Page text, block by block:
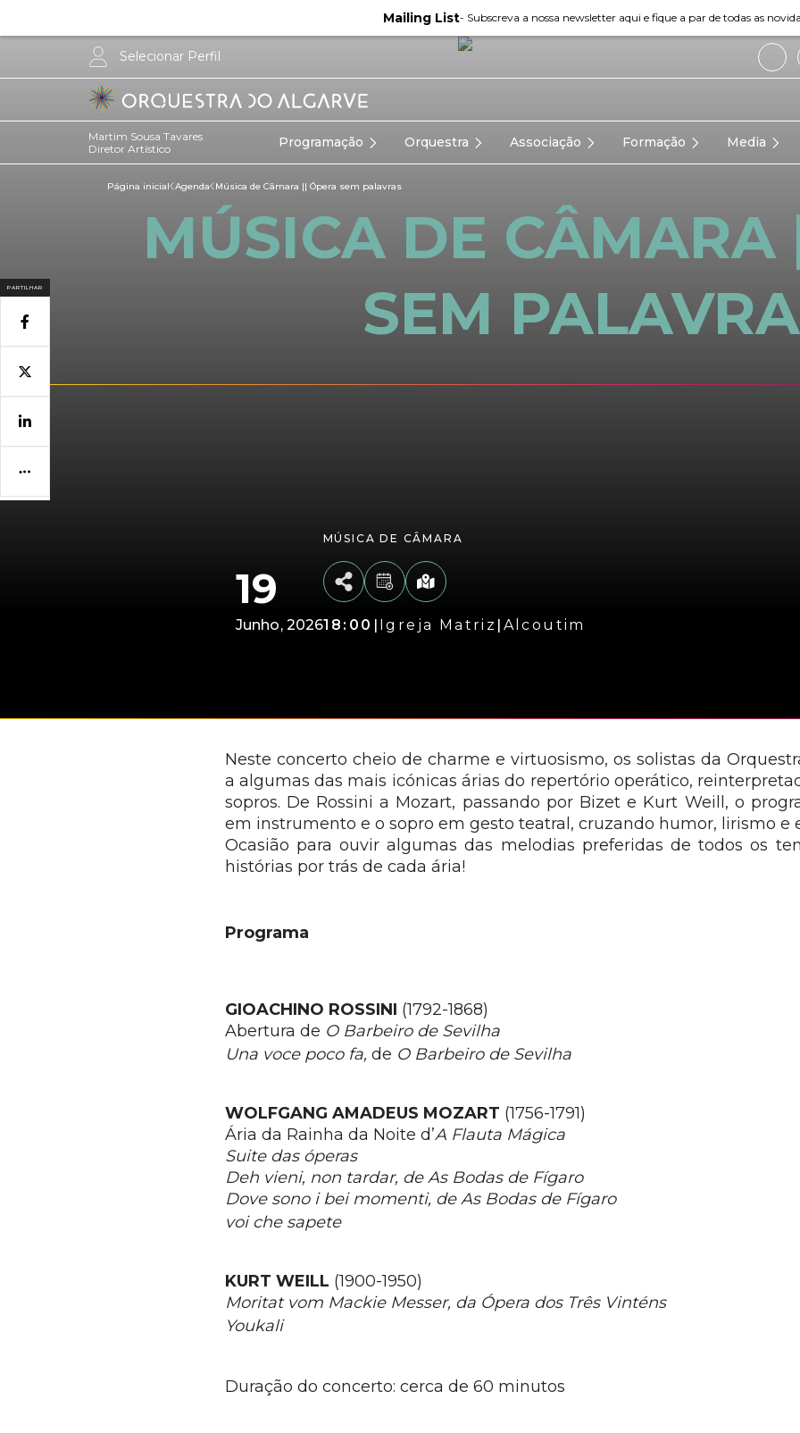
Mailing List- Subscreva a nossa newsletter aqui e fique a par de todas as
Selecionar Perfil
Martim Sousa Tavares
Diretor Artístico
Programação Orquestra Associação Formação Media
Página inicial Agenda Música de Câmara || Ópera sem palavras
MÚSICA DE CÂMARA
SEM
19
Junho 2026
MÚSICA DE CÂMARA
18:00 | Igreja Matriz | Alcoutim
Neste concerto cheio de charme e virtuosismo, os solistas da
a algumas das mais icónicas árias do repertório operático,
sopros. De Rossini a Mozart, passando por Bizet e Kurt Weill, o
em instrumento e o sopro em gesto teatral, cruzando humor, lirismo e
Ocasião para ouvir algumas das melodias preferidas de todos os
histórias por trás de cada ária!
Programa
GIOACHINO ROSSINI (1792-1868)
Abertura de O Barbeiro de Sevilha
Una voce poco fa, de O Barbeiro de Sevilha
WOLFGANG AMADEUS MOZART (1756-1791)
Ária da Rainha da Noite d’A Flauta Mágica
Suite das óperas
Deh vieni, non tardar, de As Bodas de Fígaro
Dove sono i bei momenti, de As Bodas de Fígaro
voi che sapete
KURT WEILL (1900-1950)
Moritat vom Mackie Messer, da Ópera dos Três Vinténs
Youkali
Duração do concerto: cerca de 60 minutos
PARTILHAR